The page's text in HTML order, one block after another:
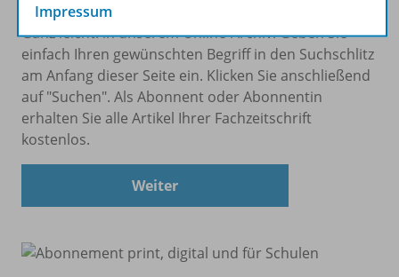
Ganz leicht: in unserem Online-Archiv. Geben Sie
einfach Ihren gewünschten Begriff in den Suchschlitz
am Anfang dieser Seite ein. Klicken Sie anschließend
auf "Suchen". Als Abonnent oder Abonnentin
erhalten Sie alle Artikel Ihrer Fachzeitschrift
kostenlos.
Weiter
Impressum